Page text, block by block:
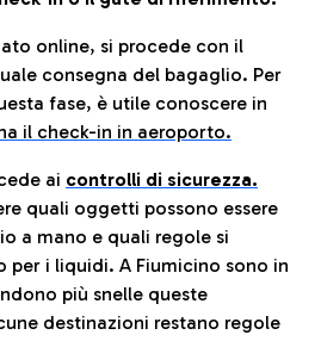
online, si procede con il
consegna del bagaglio. Per
fase, è utile conoscere in
il check-in in aeroporto.
ai controlli di sicurezza.
quali oggetti possono essere
a mano e quali regole si
i liquidi. A Fiumicino sono in
più snelle queste
destinazioni restano regole